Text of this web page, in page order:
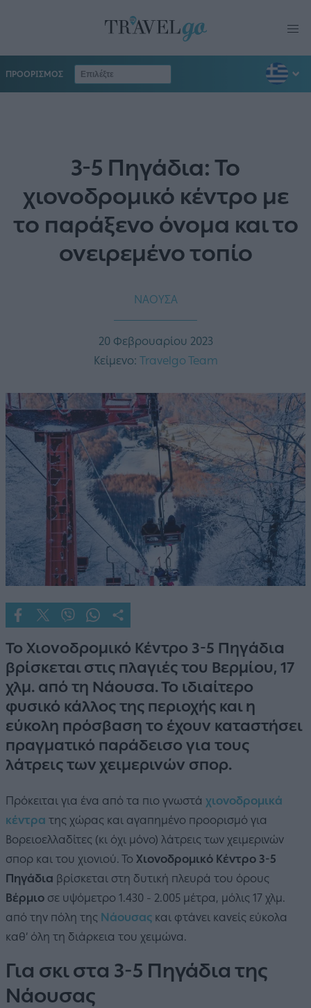
ΠΡΟΟΡΙΣΜΟΣ
3-5 Πηγάδια: Το
χιονοδρομικό κέντρο με
το παράξενο όνομα και το
ονειρεμένο τοπίο
ΝΑΟΥΣΑ
20 Φεβρουαρίου 2023
Κείμενο: Travelgo Team
Το Χιονοδρομικό Κέντρο 3-5 Πηγάδια
βρίσκεται στις πλαγιές του Βερμίου, 17
χλμ. από τη Νάουσα. Το ιδιαίτερο
φυσικό κάλλος της περιοχής και η
εύκολη πρόσβαση το έχουν καταστήσει
πραγματικό παράδεισο για τους
λάτρεις των χειμερινών σπορ.
Πρόκειται για ένα από τα πιο γνωστά χιονοδρομικά
κέντρα της χώρας και αγαπημένο προορισμό για
Βορειοελλαδίτες (κι όχι μόνο) λάτρεις των χειμερινών
σπορ και του χιονιού. Το Χιονοδρομικό Κέντρο 3-5
Πηγάδια βρίσκεται στη δυτική πλευρά του όρους
Βέρμιο σε υψόμετρο 1.430 - 2.005 μέτρα, μόλις 17 χλμ.
από την πόλη της Νάουσας και φτάνει κανείς εύκολα
καθ’ όλη τη διάρκεια του χειμώνα.
Για σκι στα 3-5 Πηγάδια της
Νάουσας